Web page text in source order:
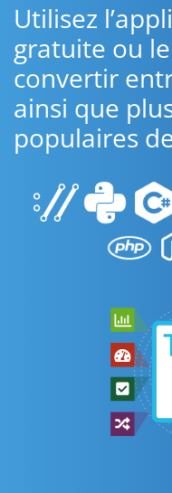
Utilisez
gratuite ou
convertir
ainsi que
populaires